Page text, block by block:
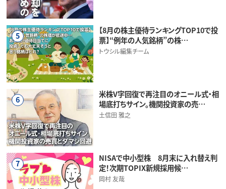
5
【8月の株主優待ランキングTOP10で投
票】“例年の人気銘柄”の株…
トウシル編集チーム
6
米株V字回復で再注目のオニール式・相
場底打ちサイン。機関投資家の売…
土信田 雅之
7
NISAで中小型株 8月末に入れ替え判
定！次期TOPIX新規採用候…
岡村 友哉